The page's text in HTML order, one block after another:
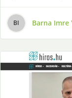
BI Barna Imre